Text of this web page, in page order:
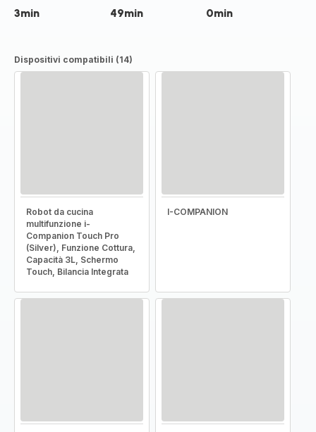
3min 49min 0min
Dispositivi compatibili (14)
Robot da cucina
multifunzione i-
Companion Touch Pro
(Silver), Funzione Cottura,
Capacità 3L, Schermo
Touch, Bilancia Integrata
I-COMPANION